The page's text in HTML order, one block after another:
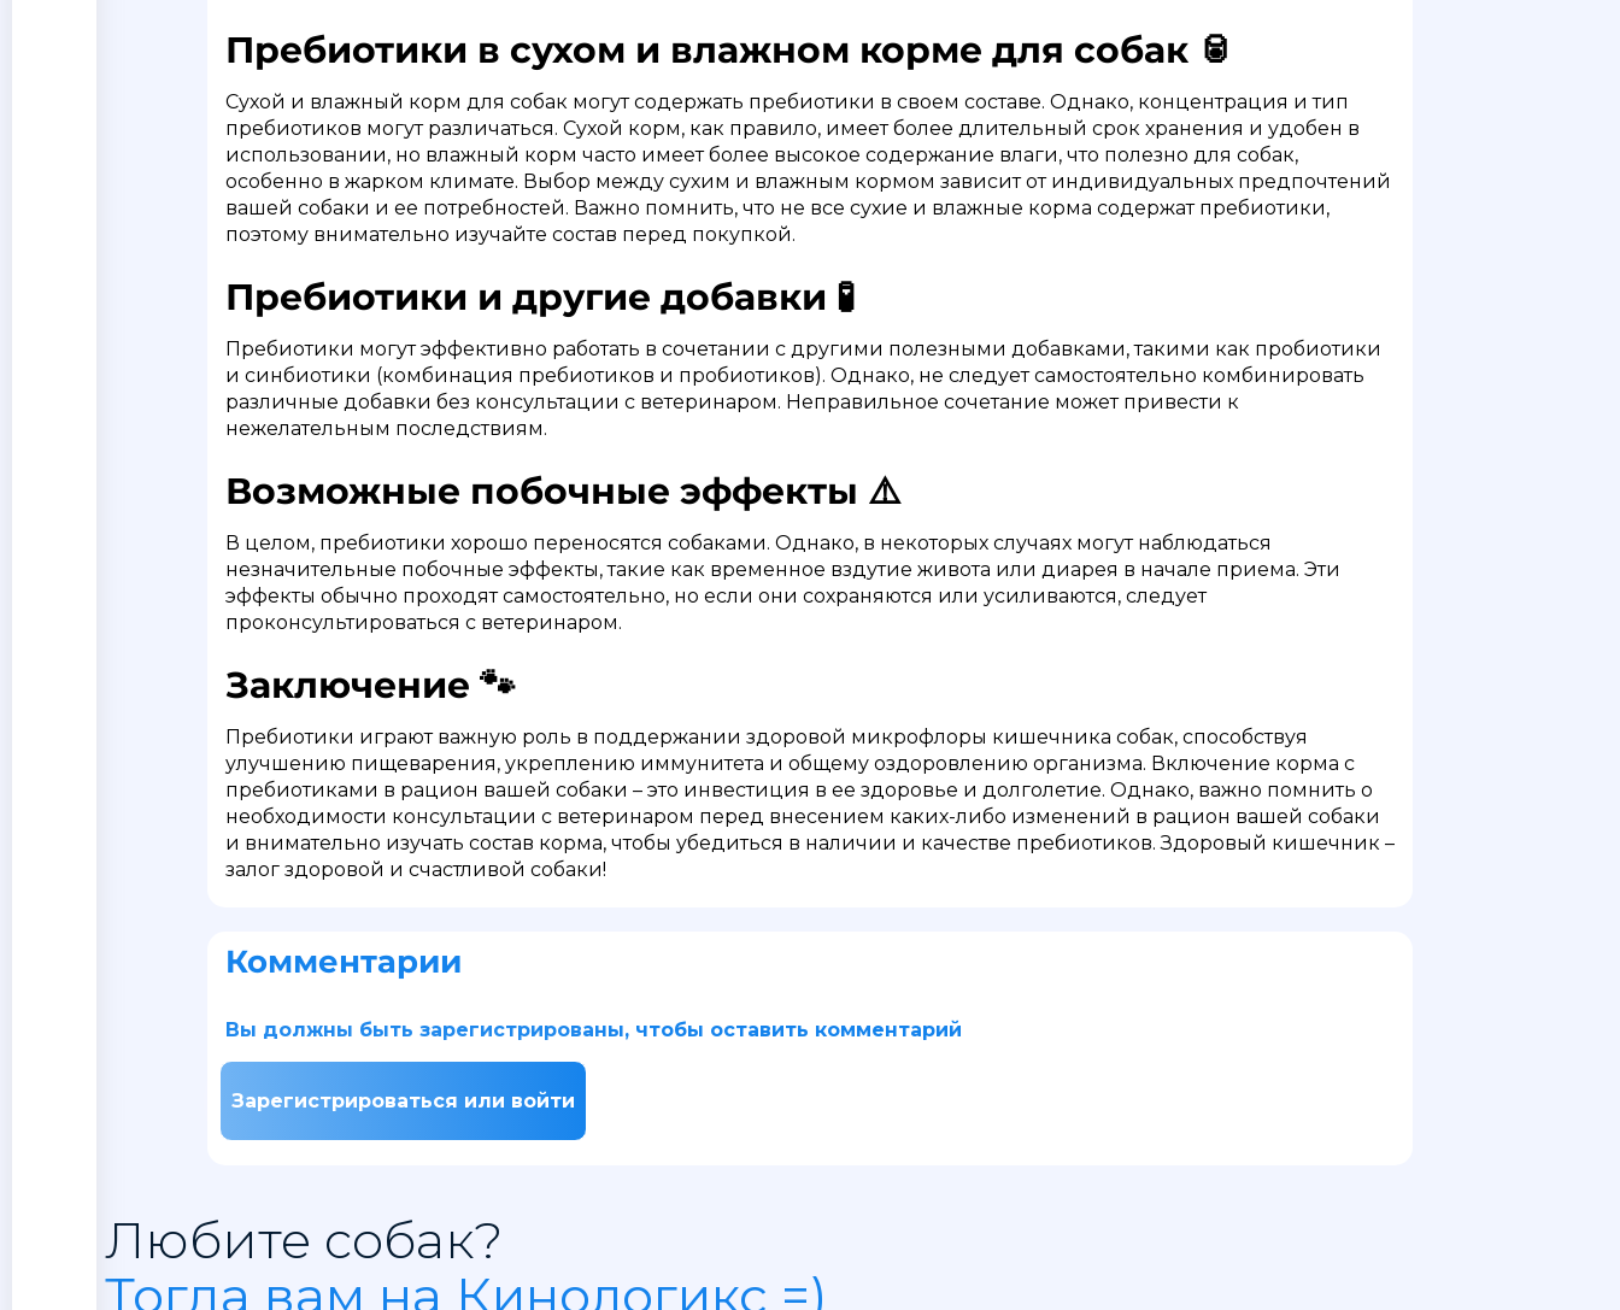
Пребиотики в сухом и влажном корме для собак 🥫
Сухой и влажный корм для собак могут содержать пребиотики в своем составе. Однако, концентрация и тип
пребиотиков могут различаться. Сухой корм, как правило, имеет более длительный срок хранения и удобен в
использовании, но влажный корм часто имеет более высокое содержание влаги, что полезно для собак,
особенно в жарком климате. Выбор между сухим и влажным кормом зависит от индивидуальных предпочтений
вашей собаки и ее потребностей. Важно помнить, что не все сухие и влажные корма содержат пребиотики,
поэтому внимательно изучайте состав перед покупкой.
Пребиотики и другие добавки 🧪
Пребиотики могут эффективно работать в сочетании с другими полезными добавками, такими как пробиотики
и синбиотики (комбинация пребиотиков и пробиотиков). Однако, не следует самостоятельно комбинировать
различные добавки без консультации с ветеринаром. Неправильное сочетание может привести к
нежелательным последствиям.
Возможные побочные эффекты ⚠️
В целом, пребиотики хорошо переносятся собаками. Однако, в некоторых случаях могут наблюдаться
незначительные побочные эффекты, такие как временное вздутие живота или диарея в начале приема. Эти
эффекты обычно проходят самостоятельно, но если они сохраняются или усиливаются, следует
проконсультироваться с ветеринаром.
Заключение 🐾
Пребиотики играют важную роль в поддержании здоровой микрофлоры кишечника собак, способствуя
улучшению пищеварения, укреплению иммунитета и общему оздоровлению организма. Включение корма с
пребиотиками в рацион вашей собаки – это инвестиция в ее здоровье и долголетие. Однако, важно помнить о
необходимости консультации с ветеринаром перед внесением каких-либо изменений в рацион вашей собаки
и внимательно изучать состав корма, чтобы убедиться в наличии и качестве пребиотиков. Здоровый кишечник –
залог здоровой и счастливой собаки!
Комментарии
Вы должны быть зарегистрированы, чтобы оставить комментарий
Зарегистрироваться или войти
Любите собак?
Тогда вам на Кинологикс =)